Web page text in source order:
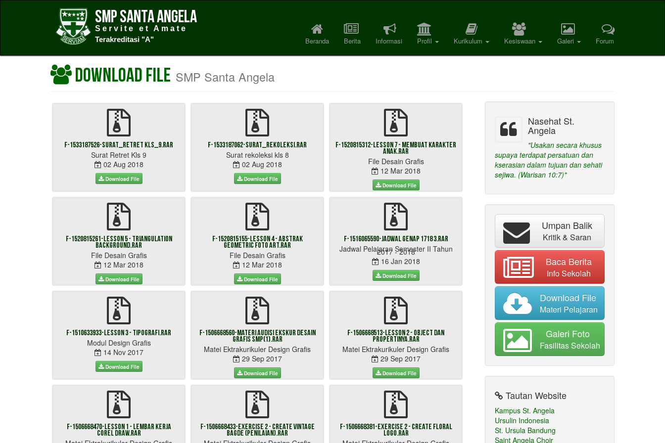
SMP Santa Angela
Servite et Amate
Terakreditasi "A"
Beranda Berita Informasi Profil Kurikulum Kesiswaan Galeri Forum
Download File SMP Santa Angela
F-1533187526-surat_retret kls_9.rar
Surat Retret Kls 9
02 Aug 2018
Download File
F-1533187062-surat_rekoleksi.rar
Surat rekoleksi kls 8
02 Aug 2018
Download File
F-1520815312-Lesson 7 - Membuat Karakter
Anak.rar
File Desain Grafis
12 Mar 2018
Download File
F-1520815261-Lesson 5 - Triangulation
Background.rar
File Desain Grafis
12 Mar 2018
Download File
F-1520815155-Lesson 4 - Abstrak
Geometric Foto Art.rar
File Desain Grafis
12 Mar 2018
Download File
F-1516065590-jadwal GENAP 1718 3.rar
Jadwal Pelajaran Semester II Tahun
2017 - 2018
16 Jan 2018
Download File
F-1510633933-Lesson 3 - Tipografi.rar
Modul Design Grafis
14 Nov 2017
Download File
F-1506668560-Materi Audisi Ekskur Desain
Grafis SMP(1).rar
Matei Ektrakurikuler Design Grafis
29 Sep 2017
Download File
F-1506668513-Lesson 2 - Object dan
Propertinya.rar
Matei Ektrakurikuler Design Grafis
29 Sep 2017
Download File
F-1506668470-Lesson 1 - Lembar kerja
Corel Draw.rar
F-1506668433-Exercise 2 - Create Vintage
Bagde (Penilaian).rar
F-1506668381-Exercise 2 - Create Floral
Logo.rar
Nasehat St.
Angela
"Usakan secara khusus
supaya terdapat persatuan dan
kserasian dalam tujuan dan sehati
sejiwa. (Warisan 10:7)"
Umpan Balik
Kritik & Saran
Baca Berita
Info Sekolah
Download File
Materi Pelajaran
Galeri Foto
Fasilitas Sekolah
Tautan Website
Kampus St. Angela
Ursulin Indonesia
St. Ursula Bandung
Saint Angela Choir